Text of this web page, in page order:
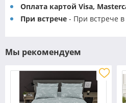
Оплата картой Visa,
При встрече - При встрече
Мы рекомендуем